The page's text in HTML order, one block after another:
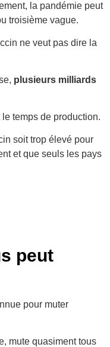
la pandémie peut
troisième vague.
ne veut pas dire la
plusieurs milliards
temps de production.
soit trop élevé pour
et que seuls les pays
peut
pour muter
mute quasiment tous